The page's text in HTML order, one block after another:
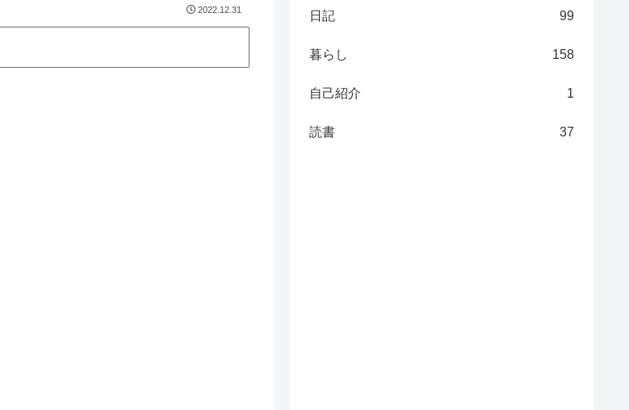
2022.12.31 日記 99
暮らし 158
自己紹介 1
読書 37